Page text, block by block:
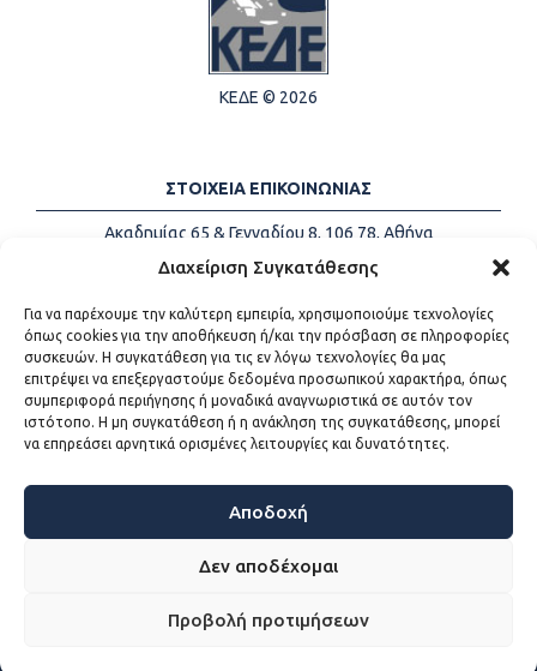
Διαχείριση Συγκατάθεσης
Για να παρέχουμε την καλύτερη εμπειρία, χρησιμοποιούμε τεχνολογίες
όπως cookies για την αποθήκευση ή/και την πρόσβαση σε πληροφορίες
συσκευών. Η συγκατάθεση για τις εν λόγω τεχνολογίες θα μας
επιτρέψει να επεξεργαστούμε δεδομένα προσωπικού χαρακτήρα, όπως
συμπεριφορά περιήγησης ή μοναδικά αναγνωριστικά σε αυτόν τον
ιστότοπο. Η μη συγκατάθεση ή η ανάκληση της συγκατάθεσης, μπορεί
να επηρεάσει αρνητικά ορισμένες λειτουργίες και δυνατότητες.
Αποδοχή
Δεν αποδέχομαι
Προβολή προτιμήσεων
ΚΕΔΕ © 2026
ΣΤΟΙΧΕΙΑ ΕΠΙΚΟΙΝΩΝΙΑΣ
Ακαδημίας 65 & Γενναδίου 8, 106 78, Αθήνα
Τηλέφωνα:
+30 213-2147500
Email:
info@kede.gr
ΧΡΗΣΙΜΟΙ ΣΥΝΔΕΣΜΟΙ
Η ΚΕΔΕ
Sitemap
Προσβασιμότητα
Όροι χρήσης
WEB DEVELOPMENT BY ΕΓΚΡΙΤΟΣ GROUP - ΣΥΝΕΡΓΑΣΙΑ Α.Ε.